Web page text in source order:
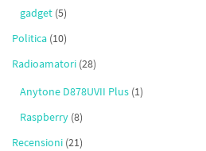
gadget (5)
Politica (10)
Radioamatori (28)
Anytone D878UVII Plus (1)
Raspberry (8)
Recensioni (21)